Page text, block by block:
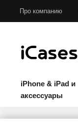
Про компанию
iPhone & iPad и
аксессуары